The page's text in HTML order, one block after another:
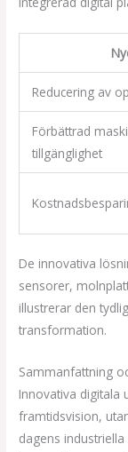
Reducering av
Förbättrad
tillgänglighet
De innovativa
sensorer,
illustrerar den
transformation.
Sammanfattning
Innovativa digitala
framtidsvision,
dagens